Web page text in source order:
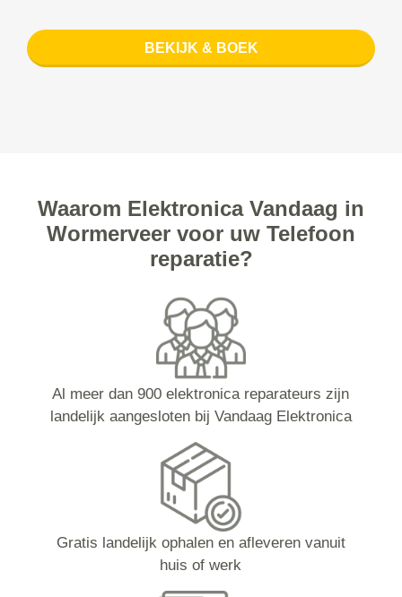
BEKIJK & BOEK
Waarom Elektronica Vandaag in
Wormerveer voor uw Telefoon
reparatie?
Al meer dan 900 elektronica reparateurs zijn
landelijk aangesloten bij Vandaag Elektronica
Gratis landelijk ophalen en afleveren vanuit
huis of werk